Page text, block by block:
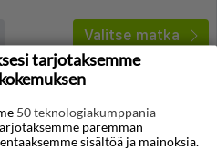
Valitse matka
tarjotaksemme
50 teknologiakumppania
paremman
sisältöä ja mainoksia.